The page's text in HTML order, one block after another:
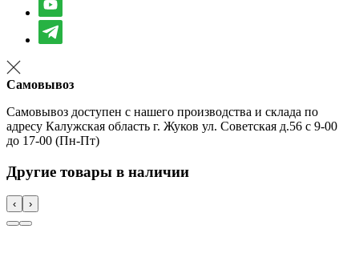
Самовывоз
Самовывоз доступен с нашего производства и склада по
адресу Калужская область г. Жуков ул. Советская д.56 с 9-00
до 17-00 (Пн-Пт)
Другие товары в наличии
‹ ›